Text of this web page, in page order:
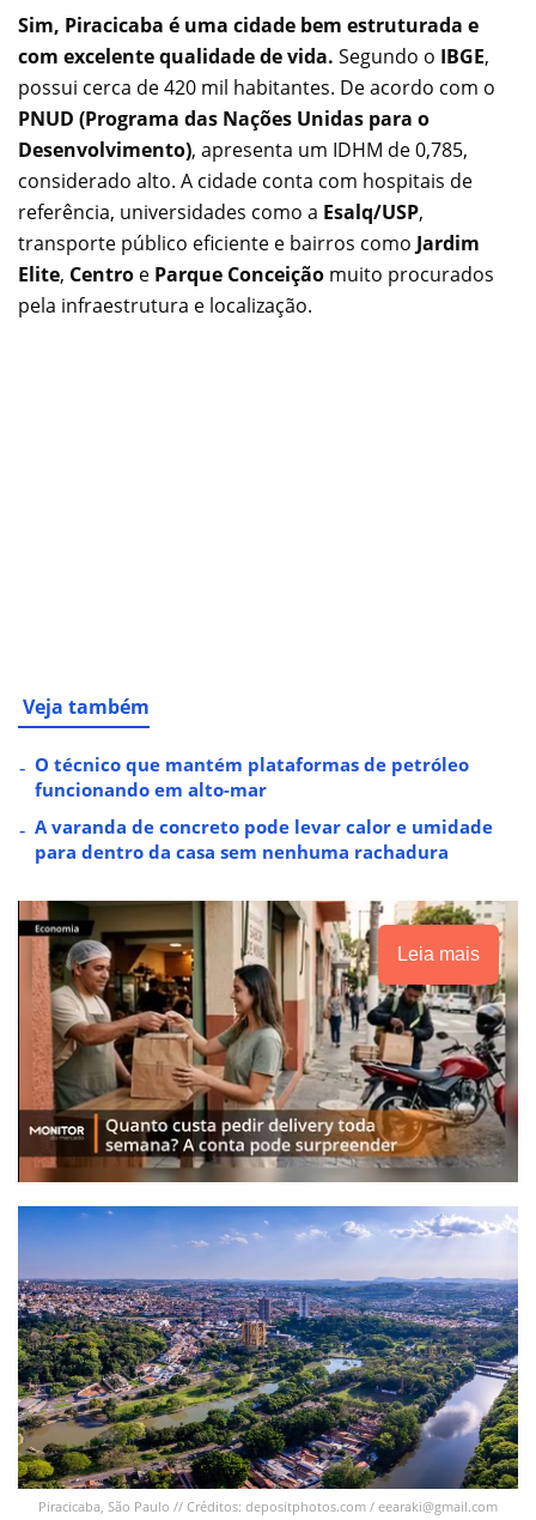
Sim, Piracicaba é uma cidade bem estruturada e
com excelente qualidade de vida. Segundo o IBGE,
possui cerca de 420 mil habitantes. De acordo com o
PNUD (Programa das Nações Unidas para o
Desenvolvimento), apresenta um IDHM de 0,785,
considerado alto. A cidade conta com hospitais de
referência, universidades como a Esalq/USP,
transporte público eficiente e bairros como Jardim
Elite, Centro e Parque Conceição muito procurados
pela infraestrutura e localização.
Veja também
O técnico que mantém plataformas de petróleo
funcionando em alto-mar
A varanda de concreto pode levar calor e umidade
para dentro da casa sem nenhuma rachadura
Leia mais
Piracicaba, São Paulo // Créditos: depositphotos.com / eearaki@gmail.com